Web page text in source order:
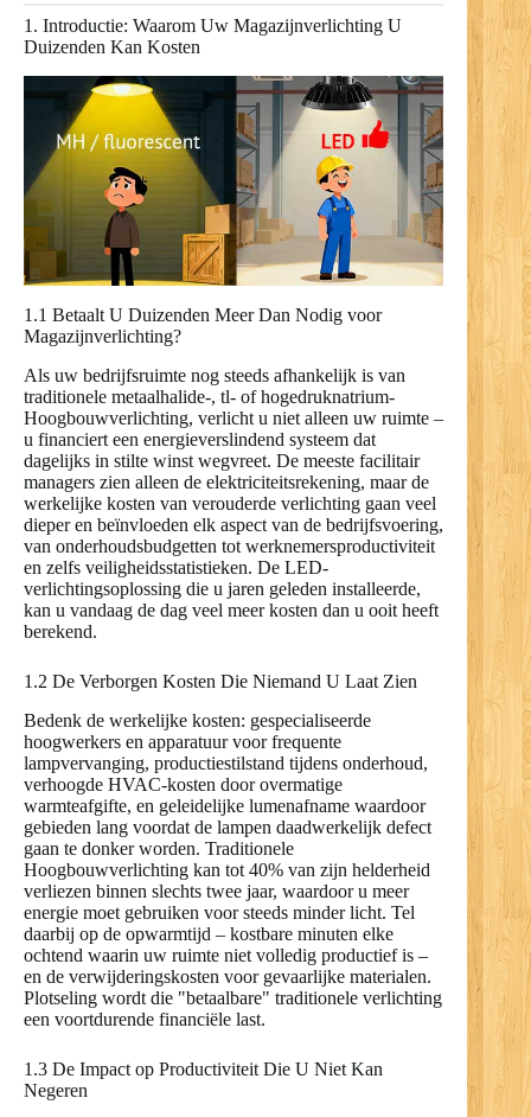
1. Introductie: Waarom Uw Magazijnverlichting U
Duizenden Kan Kosten
1.1 Betaalt U Duizenden Meer Dan Nodig voor
Magazijnverlichting?
Als uw bedrijfsruimte nog steeds afhankelijk is van
traditionele metaalhalide-, tl- of hogedruknatrium-
Hoogbouwverlichting, verlicht u niet alleen uw ruimte –
u financiert een energieverslindend systeem dat
dagelijks in stilte winst wegvreet. De meeste facilitair
managers zien alleen de elektriciteitsrekening, maar de
werkelijke kosten van verouderde verlichting gaan veel
dieper en beïnvloeden elk aspect van de bedrijfsvoering,
van onderhoudsbudgetten tot werknemersproductiviteit
en zelfs veiligheidsstatistieken. De LED-
verlichtingsoplossing die u jaren geleden installeerde,
kan u vandaag de dag veel meer kosten dan u ooit heeft
berekend.
1.2 De Verborgen Kosten Die Niemand U Laat Zien
Bedenk de werkelijke kosten: gespecialiseerde
hoogwerkers en apparatuur voor frequente
lampvervanging, productiestilstand tijdens onderhoud,
verhoogde HVAC-kosten door overmatige
warmteafgifte, en geleidelijke lumenafname waardoor
gebieden lang voordat de lampen daadwerkelijk defect
gaan te donker worden. Traditionele
Hoogbouwverlichting kan tot 40% van zijn helderheid
verliezen binnen slechts twee jaar, waardoor u meer
energie moet gebruiken voor steeds minder licht. Tel
daarbij op de opwarmtijd – kostbare minuten elke
ochtend waarin uw ruimte niet volledig productief is –
en de verwijderingskosten voor gevaarlijke materialen.
Plotseling wordt die "betaalbare" traditionele verlichting
een voortdurende financiële last.
1.3 De Impact op Productiviteit Die U Niet Kan
Negeren